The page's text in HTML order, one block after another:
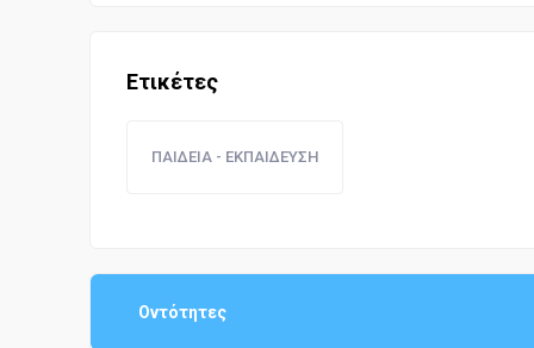
Ετικέτες
ΠΑΙΔΕΙΑ - ΕΚΠΑΙΔΕΥΣΗ
Οντότητες